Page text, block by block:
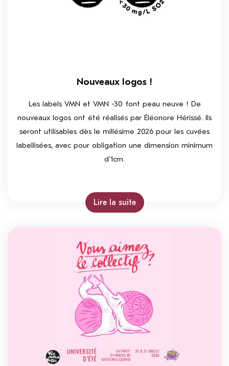
Nouveaux logos !
Les labels VMN et VMN -30 font peau neuve ! De
nouveaux logos ont été réalisés par Éléonore Hérissé. Ils
seront utilisables dès le millésime 2026 pour les cuvées
labellisées, avec pour obligation une dimension minimum
d’1cm.
Lire la suite